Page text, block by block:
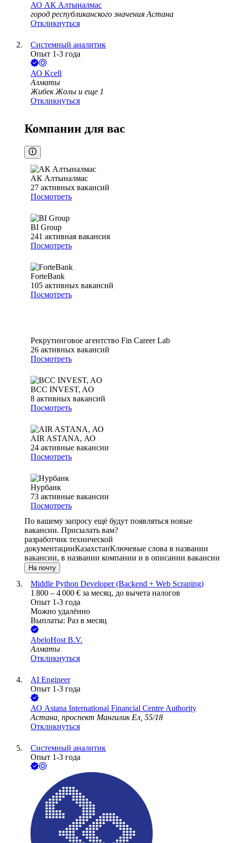
АО АК Алтыналмас
город республиканского значения Астана
Откликнуться
Системный аналитик
Опыт 1-3 года
АО Kcell
Алматы
Жибек Жолы и еще 1
Откликнуться
Компании для вас
АК Алтыналмас
27 активных вакансий
Посмотреть
BI Group
241 активная вакансия
Посмотреть
ForteBank
105 активных вакансий
Посмотреть
Рекрутинговое агентство Fin Career Lab
26 активных вакансий
Посмотреть
BCC INVEST, AO
8 активных вакансий
Посмотреть
AIR ASTANA, АО
24 активные вакансии
Посмотреть
Нурбанк
73 активные вакансии
Посмотреть
По вашему запросу ещё будут появляться новые
вакансии. Присылать вам?
разработчик технической
документацииКазахстанКлючевые слова в названии
вакансии, в названии компании и в описании вакансии
На почту
Middle Python Developer (Backend + Web Scraping)
1 800 – 4 000 € за месяц, до вычета налогов
Опыт 1-3 года
Можно удалённо
Выплаты: Раз в месяц
AbeloHost B.V.
Алматы
Откликнуться
AI Engineer
Опыт 1-3 года
АО Astana International Financial Centre Authority
Астана, проспект Мангилик Ел, 55/18
Откликнуться
Системный аналитик
Опыт 1-3 года